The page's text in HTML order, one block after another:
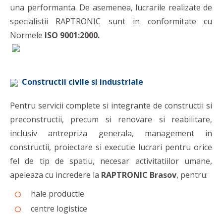
una performanta. De asemenea, lucrarile realizate de
specialistii RAPTRONIC sunt in conformitate cu
Normele ISO 9001:2000.
Constructii civile si industriale
Pentru servicii complete si integrante de constructii si
preconstructii, precum si renovare si reabilitare,
inclusiv antrepriza generala, management in
constructii, proiectare si executie lucrari pentru orice
fel de tip de spatiu, necesar activitatiilor umane,
apeleaza cu incredere la RAPTRONIC Brasov, pentru:
hale productie
centre logistice